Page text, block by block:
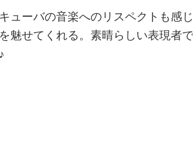
ューバの音楽へのリスペクトも感
魅せてくれる。素晴らしい表現者